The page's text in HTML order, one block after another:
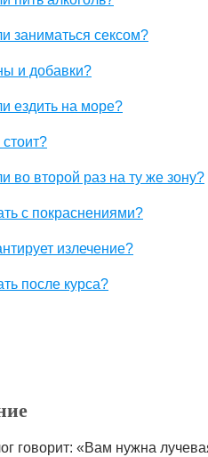
заниматься сексом?
и добавки?
ездить на море?
во второй раз на ту же зону?
с покраснениями?
излечение?
после курса?
говорит: «Вам нужна